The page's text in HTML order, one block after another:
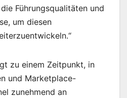
Führungsqualitäten und
um diesen
zu einem Zeitpunkt, in
und Marketplace-
zunehmend an